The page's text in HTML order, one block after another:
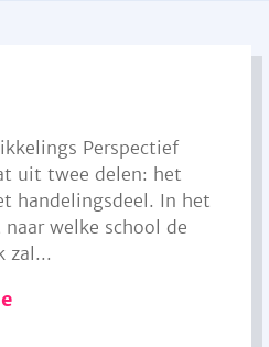
Perspectief
uit twee delen: het
handelingsdeel. In het
welke school de
zal...